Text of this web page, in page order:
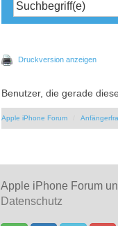
Druckversion anzeigen
Benutzer, die gerade
Apple iPhone Forum
Apple iPhone Forum
Datenschutz